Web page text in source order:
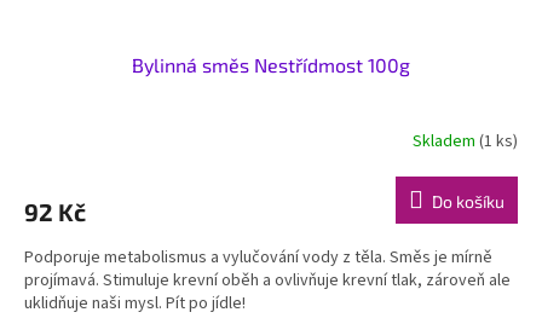
Bylinná směs Nestřídmost 100g
Skladem (1 ks)
92 Kč Do košíku
Podporuje metabolismus a vylučování vody z těla. Směs je mírně
projímavá. Stimuluje krevní oběh a ovlivňuje krevní tlak, zároveň ale
uklidňuje naši mysl. Pít po jídle!